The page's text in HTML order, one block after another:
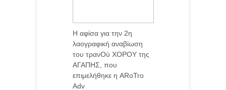
Η αφίσα για την 2η
λαογραφική αναβίωση
του τρανΟύ ΧΟΡΟΥ της
ΑΓΑΠΗΣ, που
επιμελήθηκε η ARoTro
Adv